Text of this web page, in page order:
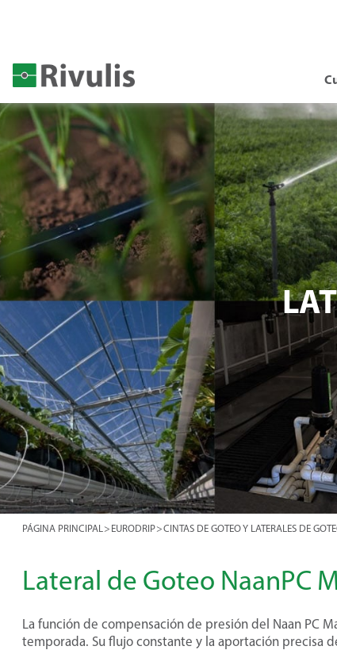
PÁGINA PRINCIPAL> EURODRIP>CINTAS DE GOTEO Y LATERALES DE
Lateral de Goteo NaanPC
La función de compensación de presión del Naan PC
temporada. Su flujo constante y la aportación precisa